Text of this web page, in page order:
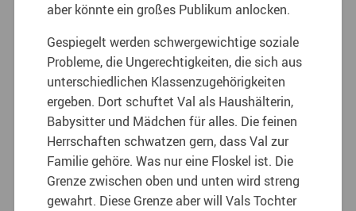
aber könnte ein großes Publikum anlocken.
Gespiegelt werden schwergewichtige soziale
Probleme, die Ungerechtigkeiten, die sich aus
unterschiedlichen Klassenzugehörigkeiten
ergeben. Dort schuftet Val als Haushälterin,
Babysitter und Mädchen für alles. Die feinen
Herrschaften schwatzen gern, dass Val zur
Familie gehöre. Was nur eine Floskel ist. Die
Grenze zwischen oben und unten wird streng
gewahrt. Diese Grenze aber will Vals Tochter